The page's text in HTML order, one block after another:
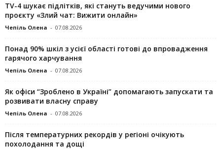
TV-4 шукає підлітків, які стануть ведучими нового
проєкту «Злий чат: Вижити онлайн»
Чепіль Олена - 07.08.2026
Понад 90% шкіл з усієї області готові до впровадження
гарячого харчування
Чепіль Олена - 07.08.2026
Як офіси “Зроблено в Україні” допомагають запускaти та
розвивати власну справу
Чепіль Олена - 07.08.2026
Після температурних рекордів у регіоні очікують
похолодання та дощі